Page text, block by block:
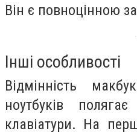
Він є повноцінною
Інші особливості
Відмінність
ноутбуків
клавіатури. На